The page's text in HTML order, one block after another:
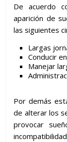
De acuerdo
aparición de
las siguientes
Largas
Conducir
Manejar
Por demás
de alterar los
provocar